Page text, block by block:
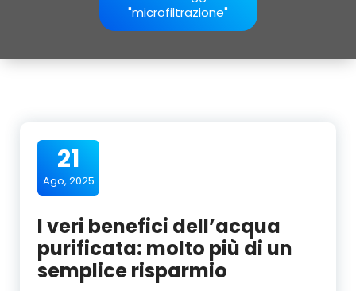
"microfiltrazione"
21
Ago, 2025
I veri benefici dell’acqua
purificata: molto più di un
semplice risparmio